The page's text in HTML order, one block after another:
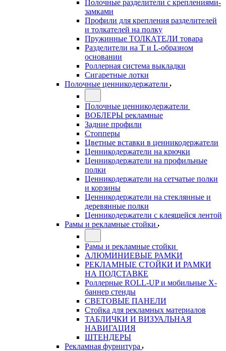
Полочные разделители с креплениями-
замками
Профили для крепления разделителей
и толкателей на полку
Пружинные ТОЛКАТЕЛИ товара
Разделители на Т и L-образном
основании
Роллерная система выкладки
Сигаретные лотки
Полочные ценникодержатели
Полочные ценникодержатели
ВОБЛЕРЫ рекламные
Задние профили
Стопперы
Цветные вставки в ценникодержатели
Ценникодержатели на крючки
Ценникодержатели на профильные
полки
Ценникодержатели на сетчатые полки
и корзины
Ценникодержатели на стеклянные и
деревянные полки
Ценникодержатели с клеящейся лентой
Рамы и рекламные стойки
Рамы и рекламные стойки
АЛЮМИНИЕВЫЕ РАМКИ
РЕКЛАМНЫЕ СТОЙКИ И РАМКИ
НА ПОДСТАВКЕ
Роллерные ROLL-UP и мобильные X-
баннер стенды
СВЕТОВЫЕ ПАНЕЛИ
Стойка для рекламных материалов
ТАБЛИЧКИ И ВИЗУАЛЬНАЯ
НАВИГАЦИЯ
ШТЕНДЕРЫ
Рекламная фурнитура